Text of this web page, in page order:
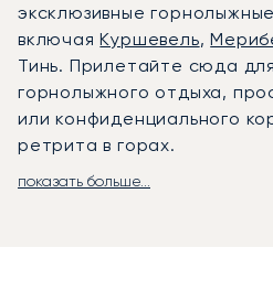
эксклюзивные
включаяКуршевель,
Тинь. Прилетайте сюда
горнолыжного отдыха,
или конфиденциального
ретрита в горах.
Ваш перелёт будет
показать больше...